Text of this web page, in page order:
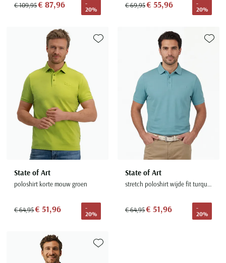
€ 109,95€ 87,96
-
20%
€ 69,95€ 55,96
-
20%
State of Art
poloshirt korte mouw groen
€ 64,95€ 51,96
-
20%
Toevoegen aan favorieten
State of Art
stretch poloshirt wijde fit turquoise
€ 64,95€ 51,96
-
20%